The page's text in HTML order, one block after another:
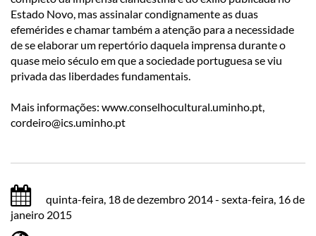
Estado Novo, mas assinalar condignamente as duas
efemérides e chamar também a atenção para a necessidade
de se elaborar um repertório daquela imprensa durante o
quase meio século em que a sociedade portuguesa se viu
privada das liberdades fundamentais.
Mais informações: www.conselhocultural.uminho.pt,
cordeiro@ics.uminho.pt
quinta-feira, 18 de dezembro 2014 - sexta-feira, 16 de
janeiro 2015